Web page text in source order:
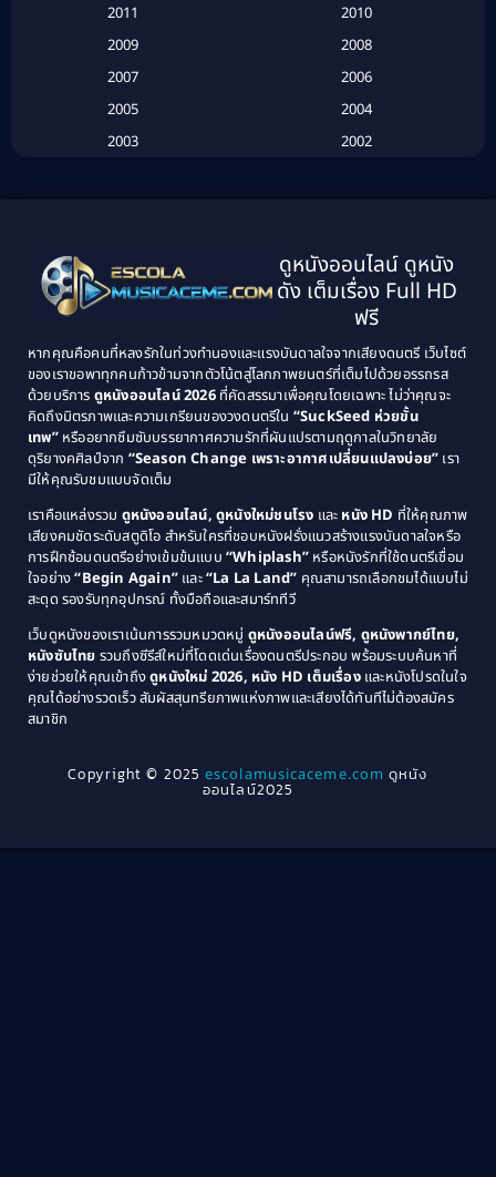
Classic หนังคลาสสิก(25)
Classic หนังคลาสสิก(134)
Classic หนังคลาสสิก(21)
Comedy ตลก(515)
Comedy ตลก(46)
Coming of Age ก้าวพ้นวัย(1)
Coming-of-Age(3)
Community(1)
Crime อาชญากรรม(289)
Cult Film(4)
2011
2010
2009
2008
2007
2006
2005
2004
2003
2002
1995
1994
1993
1992
1989
1988
1987
1986
1985
1984
1983
1982
1979
1978
1976
1975
1974
1971
1970
1969
1968
1964
1963
1940
ดูหนังออนไลน์ ดูหนัง
ดัง เต็มเรื่อง Full HD
ฟรี
หากคุณคือคนที่หลงรักในท่วงทำนองและแรงบันดาลใจจากเสียงดนตรี เว็บไซต์
ของเราขอพาทุกคนก้าวข้ามจากตัวโน้ตสู่โลกภาพยนตร์ที่เต็มไปด้วยอรรถรส
ด้วยบริการ ดูหนังออนไลน์ 2026ที่คัดสรรมาเพื่อคุณโดยเฉพาะ ไม่ว่าคุณจะ
คิดถึงมิตรภาพและความเกรียนของวงดนตรีใน “SuckSeed ห่วยขั้น
เทพ”หรืออยากซึมซับบรรยากาศความรักที่ผันแปรตามฤดูกาลในวิทยาลัย
ดุริยางคศิลป์จาก “Season Change เพราะอากาศเปลี่ยนแปลงบ่อย” เรา
มีให้คุณรับชมแบบจัดเต็ม
เราคือแหล่งรวม ดูหนังออนไลน์, ดูหนังใหม่ชนโรง และ หนัง HD ที่ให้คุณภาพ
เสียงคมชัดระดับสตูดิโอ สำหรับใครที่ชอบหนังฝรั่งแนวสร้างแรงบันดาลใจหรือ
การฝึกซ้อมดนตรีอย่างเข้มข้นแบบ “Whiplash” หรือหนังรักที่ใช้ดนตรีเชื่อม
ใจอย่าง“Begin Again” และ“La La Land” คุณสามารถเลือกชมได้แบบไม่
สะดุด รองรับทุกอุปกรณ์ ทั้งมือถือและสมาร์ททีวี
เว็บดูหนังของเราเน้นการรวมหมวดหมู่ ดูหนังออนไลน์ฟรี, ดูหนังพากย์ไทย,
หนังซับไทย รวมถึงซีรีส์ใหม่ที่โดดเด่นเรื่องดนตรีประกอบ พร้อมระบบค้นหาที่
ง่ายช่วยให้คุณเข้าถึงดูหนังใหม่ 2026, หนัง HD เต็มเรื่องและหนังโปรดในใจ
คุณได้อย่างรวดเร็ว สัมผัสสุนทรียภาพแห่งภาพและเสียงได้ทันทีไม่ต้องสมัคร
สมาชิก
Copyright © 2025escolamusicaceme.com ดูหนัง
ออนไลน์2025